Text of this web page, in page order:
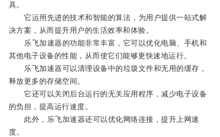
具。
它运用先进的技术和智能的算法，为用户提供一站式解
决方案，从而提升用户的生活效率和体验。
乐飞加速器的功能非常丰富，它可以优化电脑、手机和
其他电子设备的性能，从而使它们能够更快速地运行。
乐飞加速器可以清理设备中的垃圾文件和无用的缓存，
释放更多的存储空间。
它还可以关闭后台运行的无关应用程序，减少电子设备
的负担，提高运行速度。
此外，乐飞加速器还可以优化网络连接，提升上网速
度。